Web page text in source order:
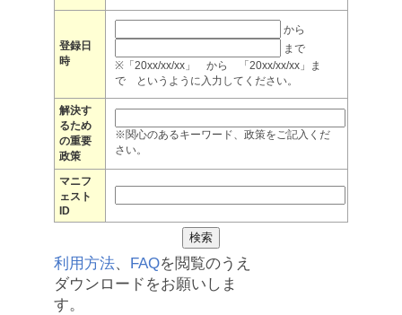
登録日
時
から
まで
※「20xx/xx/xx」 から 「20xx/xx/xx」ま
で というように入力してください。
解決す
るため
の重要
政策
※関心のあるキーワード、政策をご記入くだ
さい。
マニフ
ェスト
ID
利用方法、 FAQを閲覧のうえ
ダウンロードをお願いしま
す。